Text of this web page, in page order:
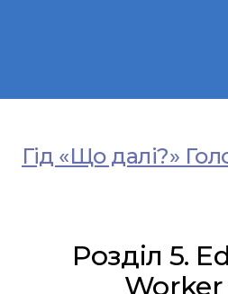
Гід «Що далі?»
Розділ 5.
Worker